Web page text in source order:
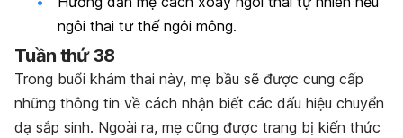
ngôi thai tư thế ngôi mông.
Tuần thứ 38
Trong buổi khám thai này, mẹ bầu sẽ được cung cấp
những thông tin về cách nhận biết các dấu hiệu chuyển
dạ sắp sinh. Ngoài ra, mẹ cũng được trang bị kiến thức